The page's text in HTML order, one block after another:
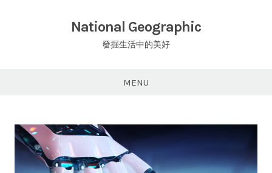
National Geographic
發掘生活中的美好
MENU